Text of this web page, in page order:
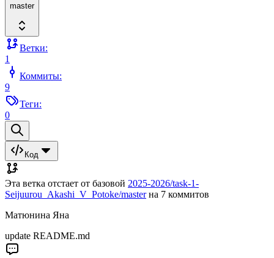
master
Ветки:
1
Коммиты:
9
Теги:
0
Код
Эта ветка отстает от базовой 2025-2026/task-1-
Seijuurou_Akashi_V_Potoke/masterна 7 коммитов
Матюнина Яна
update README.md